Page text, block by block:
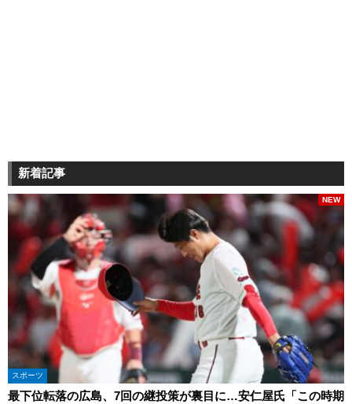
新着記事
スポーツ
最下位転落の広島、7回の継投策が裏目に…安仁屋氏「この時期
NEW